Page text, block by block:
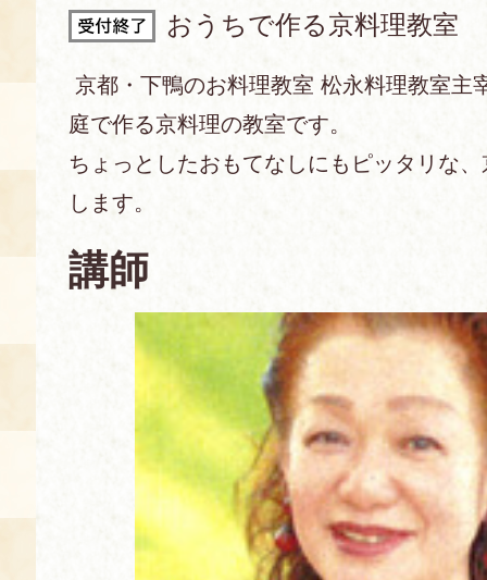
当館について
京の食文化について
アクセス
FAQ
募集中の教室
キャンセル・ご変更
食の海援隊・陸援隊 会員限定
展示室
展示室のご紹介
お土産コーナー
レンタル
おうちで作る京料理教室
京都・下鴨のお料理教室 松永料理教室主
庭で作る京料理の教室です。
ちょっとしたおもてなしにもピッタリな
します。
講師